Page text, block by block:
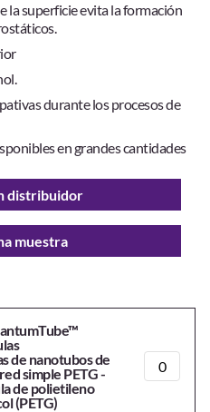
la superficie evita la formación
durante los procesos de
en grandes cantidades
distribuidor
muestra
de nanotubos de
simple PETG -
de polietileno
(PETG)